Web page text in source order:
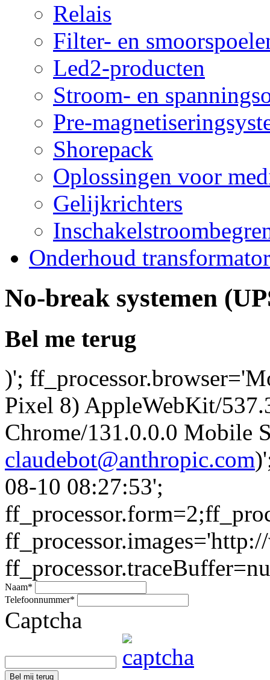
Relais
Filter- en
Led2-producten
Stroom- en
Pre-
Shorepack
Oplossingen voor
Gelijkrichters
Onderhoud
No-break systemen
Bel me terug
)';
Pixel 8) AppleWebKit/
Chrome/131.0.0.0 Mobile
claudebot@anthropic.com
08-10 08:27:53';
Naam*
Telefoonnummer*
Captcha
Bel mij terug